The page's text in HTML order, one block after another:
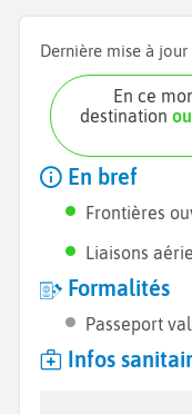
Dernière mise à jour
En ce moment, Marigot est une
destination
En bref
Frontières
Liaisons
Formalités
Passeport
Infos